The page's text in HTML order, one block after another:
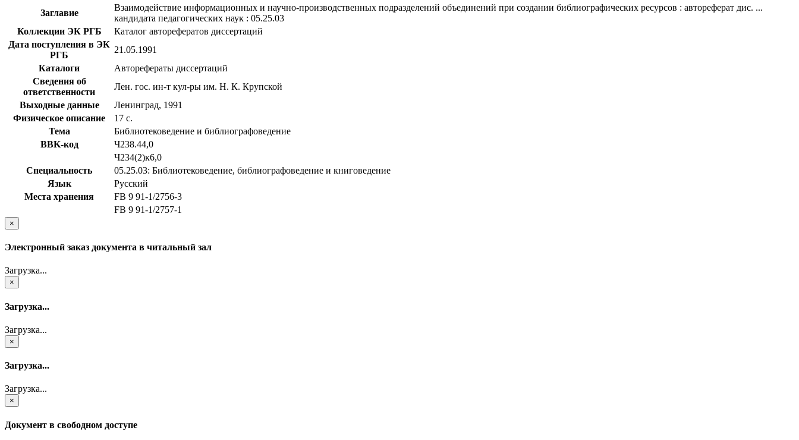
Заглавие
Взаимодействие информационных и научно-производственных подразделений объединений при создании библиографических ресурсов : автореферат дис. ...
кандидата педагогических наук : 05.25.03
Коллекции ЭК РГБ
Каталог авторефератов диссертаций
Дата поступления в ЭК
РГБ
21.05.1991
Каталоги
Авторефераты диссертаций
Сведения об
ответственности
Лен. гос. ин-т кул-ры им. Н. К. Крупской
Выходные данные
Ленинград, 1991
Физическое описание
17 с.
Тема
Библиотековедение и библиографоведение
BBK-код
Ч238.44,0
Ч234(2)к6,0
Специальность
05.25.03: Библиотековедение, библиографоведение и книговедение
Язык
Русский
Места хранения
FB 9 91-1/2756-3
FB 9 91-1/2757-1
×
Электронный заказ документа в читальный зал
Загрузка...
×
Загрузка...
Загрузка...
×
Загрузка...
Загрузка...
×
Документ в свободном доступе